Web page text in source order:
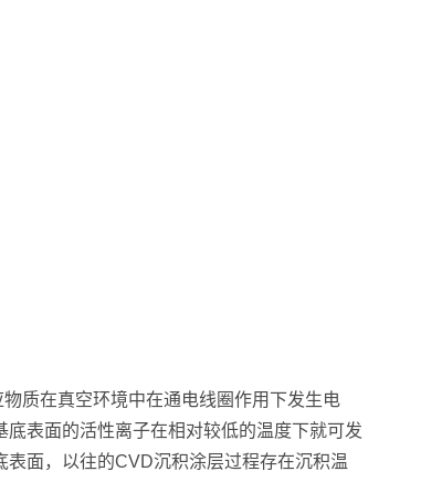
质在真空环境中在通电线圈作用下发生电
表面的活性离子在相对较低的温度下就可发
面，以往的CVD沉积涂层过程存在沉积温